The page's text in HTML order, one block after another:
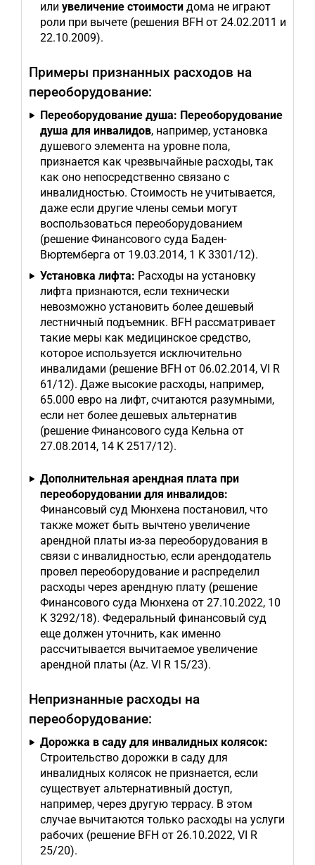
или увеличение стоимости дома не играют
роли при вычете (решения BFH от 24.02.2011 и
22.10.2009).
Примеры признанных расходов на
переоборудование:
Переоборудование душа: Переоборудование
душа для инвалидов, например, установка
душевого элемента на уровне пола,
признается как чрезвычайные расходы, так
как оно непосредственно связано с
инвалидностью. Стоимость не учитывается,
даже если другие члены семьи могут
воспользоваться переоборудованием
(решение Финансового суда Баден-
Вюртемберга от 19.03.2014, 1 K 3301/12).
Установка лифта: Расходы на установку
лифта признаются, если технически
невозможно установить более дешевый
лестничный подъемник. BFH рассматривает
такие меры как медицинское средство,
которое используется исключительно
инвалидами (решение BFH от 06.02.2014, VI R
61/12). Даже высокие расходы, например,
65.000 евро на лифт, считаются разумными,
если нет более дешевых альтернатив
(решение Финансового суда Кельна от
27.08.2014, 14 K 2517/12).
Дополнительная арендная плата при
переоборудовании для инвалидов:
Финансовый суд Мюнхена постановил, что
также может быть вычтено увеличение
арендной платы из-за переоборудования в
связи с инвалидностью, если арендодатель
провел переоборудование и распределил
расходы через арендную плату (решение
Финансового суда Мюнхена от 27.10.2022, 10
K 3292/18). Федеральный финансовый суд
еще должен уточнить, как именно
рассчитывается вычитаемое увеличение
арендной платы (Az. VI R 15/23).
Непризнанные расходы на
переоборудование:
Дорожка в саду для инвалидных колясок:
Строительство дорожки в саду для
инвалидных колясок не признается, если
существует альтернативный доступ,
например, через другую террасу. В этом
случае вычитаются только расходы на услуги
рабочих (решение BFH от 26.10.2022, VI R
25/20).